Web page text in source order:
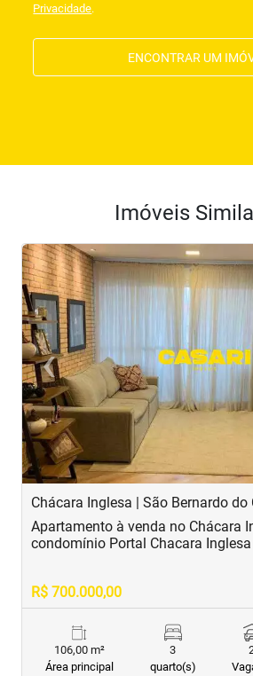
Privacidade.
ENCONTRAR UM
Imóveis
<<<<
‹Previous
Chácara Inglesa | São Bernardo do
Apartamento à venda no Chácara
condomínio Portal Chacara Inglesa
R$ 700.000,00
106,00 m²
Área principal
3
quarto(s)